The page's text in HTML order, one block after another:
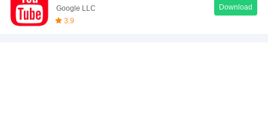
Google LLC
3.9
Download